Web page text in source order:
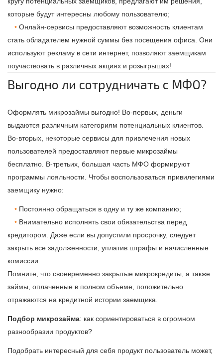
которые будут интересны любому пользователю;
Онлайн-сервисы предоставляют возможность клиентам
стать обладателем нужной суммы без посещения офиса. Они
используют рекламу в сети интернет, позволяют заемщикам
поучаствовать в различных акциях и розыгрышах!
Выгодно ли сотрудничать с МФО?
Оформлять микрозаймы выгодно! Во-первых, деньги
выдаются различным категориям потенциальных клиентов.
Во-вторых, некоторые сервисы для привлечения новых
пользователей предоставляют первые микрозаймы
бесплатно. В-третьих, большая часть МФО формируют
программы лояльности. Чтобы воспользоваться привилегиями
заемщику нужно:
Постоянно обращаться в одну и ту же компанию;
Внимательно исполнять свои обязательства перед
кредитором. Даже если вы допустили просрочку, следует
закрыть все задолженности, уплатив штрафы и начисленные
комиссии.
Помните, что своевременно закрытые микрокредиты, а также
займы, оплаченные в полном объеме, положительно
отражаются на кредитной истории заемщика.
Подбор микрозайма: как сориентироваться в огромном
разнообразии продуктов?
Подобрать интересный для себя продукт пользователь может,